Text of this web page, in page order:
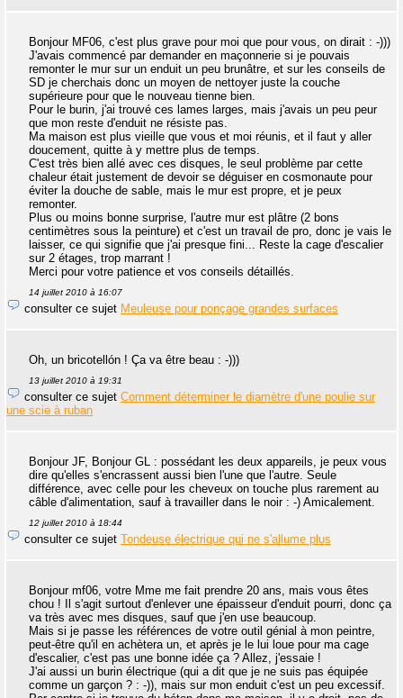
Bonjour MF06, c'est plus grave pour moi que pour vous, on dirait : -)))
J'avais commencé par demander en maçonnerie si je pouvais
remonter le mur sur un enduit un peu brunâtre, et sur les conseils de
SD je cherchais donc un moyen de nettoyer juste la couche
supérieure pour que le nouveau tienne bien.
Pour le burin, j'ai trouvé ces lames larges, mais j'avais un peu peur
que mon reste d'enduit ne résiste pas.
Ma maison est plus vieille que vous et moi réunis, et il faut y aller
doucement, quitte à y mettre plus de temps.
C'est très bien allé avec ces disques, le seul problème par cette
chaleur était justement de devoir se déguiser en cosmonaute pour
éviter la douche de sable, mais le mur est propre, et je peux
remonter.
Plus ou moins bonne surprise, l'autre mur est plâtre (2 bons
centimètres sous la peinture) et c'est un travail de pro, donc je vais le
laisser, ce qui signifie que j'ai presque fini... Reste la cage d'escalier
sur 2 étages, trop marrant !
Merci pour votre patience et vos conseils détaillés.
14 juillet 2010 à 16:07
consulter ce sujet Meuleuse pour ponçage grandes surfaces
Oh, un bricotellón ! Ça va être beau : -)))
13 juillet 2010 à 19:31
consulter ce sujet Comment déterminer le diamètre d'une poulie sur
une scie à ruban
Bonjour JF, Bonjour GL : possédant les deux appareils, je peux vous
dire qu'elles s'encrassent aussi bien l'une que l'autre. Seule
différence, avec celle pour les cheveux on touche plus rarement au
câble d'alimentation, sauf à travailler dans le noir : -) Amicalement.
12 juillet 2010 à 18:44
consulter ce sujet Tondeuse électrique qui ne s'allume plus
Bonjour mf06, votre Mme me fait prendre 20 ans, mais vous êtes
chou ! Il s'agit surtout d'enlever une épaisseur d'enduit pourri, donc ça
va très avec mes disques, sauf que j'en use beaucoup.
Mais si je passe les références de votre outil génial à mon peintre,
peut-être qu'il en achètera un, et après je le lui loue pour ma cage
d'escalier, c'est pas une bonne idée ça ? Allez, j'essaie !
J'ai aussi un burin électrique (qui a dit que je ne suis pas équipée
comme un garçon ? : -)), mais sur mon enduit c'est un peu excessif.